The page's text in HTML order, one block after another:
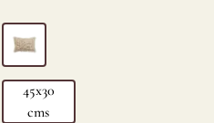
45x30
cms